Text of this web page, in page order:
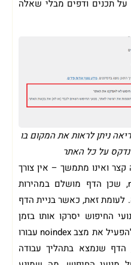
תכנים ודפים מבלי שאלה
ניתן לראות את המקום בו
על כל האתר
ואינו מתמשך – אין צורך
להפעיל את האפשרות noindex, שכן הדף מושלם במהירות
לעומת זאת, כאשר בניית הדף
החיפוש יסרקו אותו בזמן
שהתוכן עדיין אינו סופי, מומלץ להפעיל את מצב noindex עבורו
הדף שנמצא בתהליך עבודה